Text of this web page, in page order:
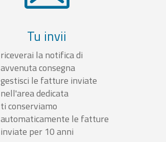
Tu invii
riceverai la notifica di
avvenuta consegna
gestisci le fatture inviate
nell'area dedicata
ti conserviamo
automaticamente le fatture
inviate per 10 anni